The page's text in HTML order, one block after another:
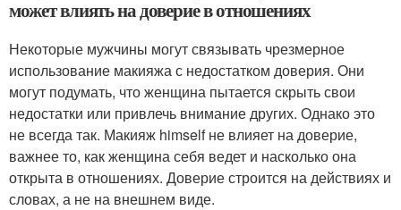
может влиять на доверие в отношениях
Некоторые мужчины могут связывать чрезмерное
использование макияжа с недостатком доверия. Они
могут подумать, что женщина пытается скрыть свои
недостатки или привлечь внимание других. Однако это
не всегда так. Макияж himself не влияет на доверие,
важнее то, как женщина себя ведет и насколько она
открыта в отношениях. Доверие строится на действиях и
словах, а не на внешнем виде.